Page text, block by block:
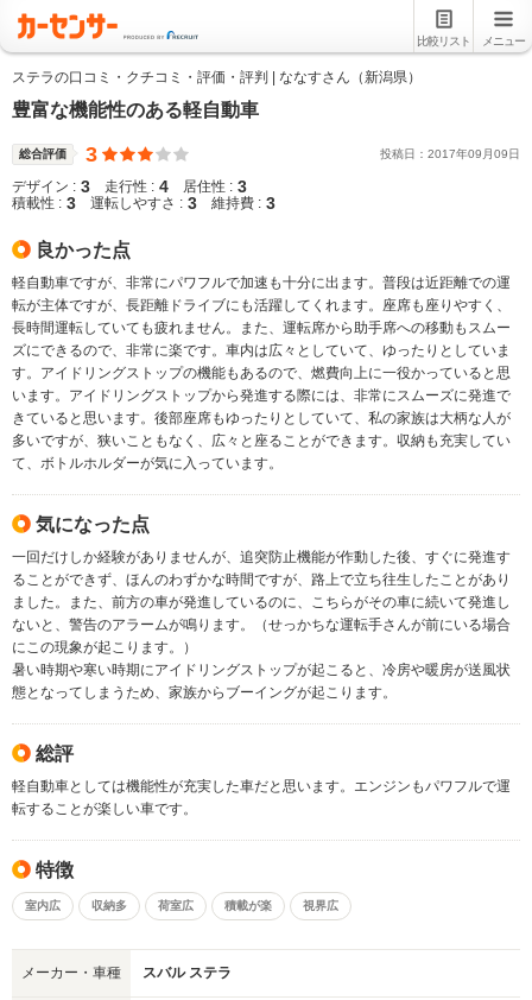
比較リスト メニュー
ステラの口コミ・クチコミ・評価・評判 | ななすさん（新潟県）
豊富な機能性のある軽自動車
総合評価 3 投稿日： 2017年09 月09日
デザイン : 3 走行性 : 4 居住性 : 3
積載性 : 3 運転しやすさ : 3 維持費 : 3
良かった点
軽自動車ですが、非常にパワフルで加速も十分に出ます。普段は近距離での運
転が主体ですが、長距離ドライブにも活躍してくれます。座席も座りやすく、
長時間運転していても疲れません。また、運転席から助手席への移動もスムー
ズにできるので、非常に楽です。車内は広々としていて、ゆったりとしていま
す。アイドリングストップの機能もあるので、燃費向上に一役かっていると思
います。アイドリングストップから発進する際には、非常にスムーズに発進で
きていると思います。後部座席もゆったりとしていて、私の家族は大柄な人が
多いですが、狭いこともなく、広々と座ることができます。収納も充実してい
て、ボトルホルダーが気に入っています。
気になった点
一回だけしか経験がありませんが、追突防止機能が作動した後、すぐに発進す
ることができず、ほんのわずかな時間ですが、路上で立ち往生したことがあり
ました。また、前方の車が発進しているのに、こちらがその車に続いて発進し
ないと、警告のアラームが鳴ります。（せっかちな運転手さんが前にいる場合
にこの現象が起こります。）
暑い時期や寒い時期にアイドリングストップが起こると、冷房や暖房が送風状
態となってしまうため、家族からブーイングが起こります。
総評
軽自動車としては機能性が充実した車だと思います。エンジンもパワフルで運
転することが楽しい車です。
特徴
室内広 収納多 荷室広 積載が楽 視界広
メーカー・車種 スバル ステラ